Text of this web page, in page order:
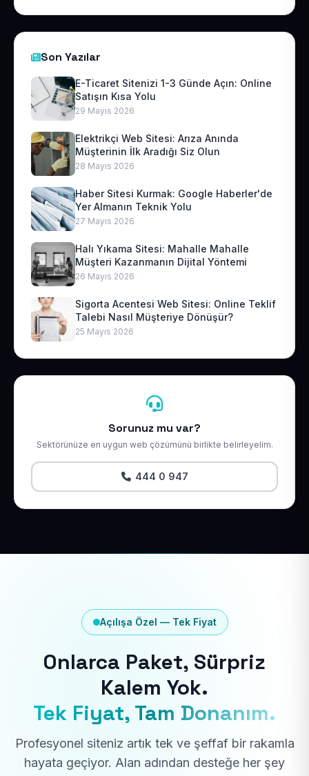
Son Yazılar
E-Ticaret Sitenizi 1-3 Günde Açın: Online
Satışın Kısa Yolu
29 Mayıs 2026
Elektrikçi Web Sitesi: Arıza Anında
Müşterinin İlk Aradığı Siz Olun
28 Mayıs 2026
Haber Sitesi Kurmak: Google Haberler'de
Yer Almanın Teknik Yolu
27 Mayıs 2026
Halı Yıkama Sitesi: Mahalle Mahalle
Müşteri Kazanmanın Dijital Yöntemi
26 Mayıs 2026
Sigorta Acentesi Web Sitesi: Online Teklif
Talebi Nasıl Müşteriye Dönüşür?
25 Mayıs 2026
Sorunuz mu var?
Sektörünüze en uygun web çözümünü birlikte belirleyelim.
444 0 947
Açılışa Özel — Tek Fiyat
Onlarca Paket, Sürpriz
Kalem Yok.
Tek Fiyat, Tam Donanım.
Profesyonel siteniz artık tek ve şeffaf bir rakamla
hayata geçiyor. Alan adından desteğe her şey